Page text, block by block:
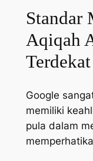
Standar
Aqiqah
Terdekat
Google
memiliki
pula dalam